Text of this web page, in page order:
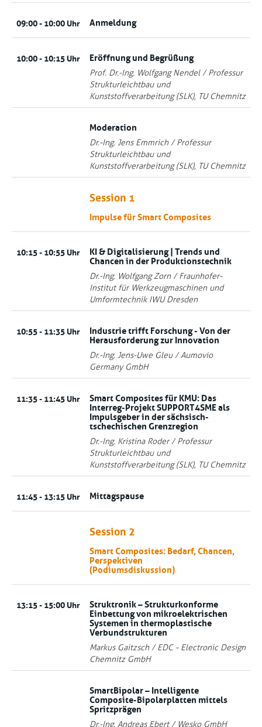
09:00 - 10:00 Uhr Anmeldung
10:00 - 10:15 Uhr Eröffnung und Begrüßung
Prof. Dr.-Ing. Wolfgang Nendel / Professur
Strukturleichtbau und
Kunststoffverarbeitung (SLK), TU Chemnitz
Moderation
Dr.-Ing. Jens Emmrich / Professur
Strukturleichtbau und
Kunststoffverarbeitung (SLK), TU Chemnitz
Session 1
Impulse für Smart Composites
10:15 - 10:55 Uhr KI & Digitalisierung | Trends und
Chancen in der Produktionstechnik
Dr.-Ing. Wolfgang Zorn / Fraunhofer-
Institut für Werkzeugmaschinen und
Umformtechnik IWU Dresden
10:55 - 11:35 Uhr Industrie trifft Forschung - Von der
Herausforderung zur Innovation
Dr.-Ing. Jens-Uwe Gleu / Aumovio
Germany GmbH
11:35 - 11:45 Uhr Smart Composites für KMU: Das
Interreg-Projekt SUPPORT4SME als
Impulsgeber in der sächsisch-
tschechischen Grenzregion
Dr.-Ing. Kristina Roder / Professur
Strukturleichtbau und
Kunststoffverarbeitung (SLK), TU Chemnitz
11:45 - 13:15 Uhr Mittagspause
Session 2
Smart Composites: Bedarf, Chancen,
Perspektiven
(Podiumsdiskussion)
13:15 - 15:00 Uhr Struktronik – Strukturkonforme
Einbettung von mikroelektrischen
Systemen in thermoplastische
Verbundstrukturen
Markus Gaitzsch / EDC - Electronic Design
Chemnitz GmbH
SmartBipolar – Intelligente
Composite-Bipolarplatten mittels
Spritzprägen
Dr.-Ing. Andreas Ebert / Wesko GmbH